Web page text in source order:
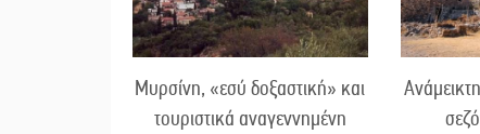
Μυρσίνη, «εσύ δοξαστική» και
τουριστικά αναγεννημένη